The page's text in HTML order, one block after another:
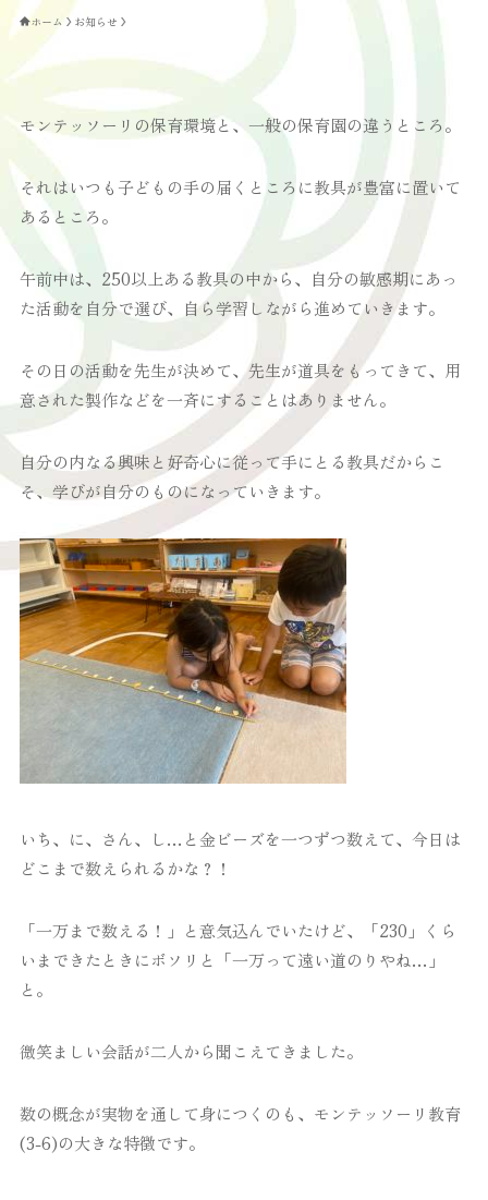
ホーム お知らせ
モンテッソーリの保育環境と、一般の保育園の違うところ。
それはいつも子どもの手の届くところに教具が豊富に置いて
あるところ。
午前中は、250以上ある教具の中から、自分の敏感期にあっ
た活動を自分で選び、自ら学習しながら進めていきます。
その日の活動を先生が決めて、先生が道具をもってきて、用
意された製作などを一斉にすることはありません。
自分の内なる興味と好奇心に従って手にとる教具だからこ
そ、学びが自分のものになっていきます。
いち、に、さん、し…と金ビーズを一つずつ数えて、今日は
どこまで数えられるかな？！
「一万まで数える！」と意気込んでいたけど、「230」くら
いまできたときにボソリと「一万って遠い道のりやね…」
と。
微笑ましい会話が二人から聞こえてきました。
数の概念が実物を通して身につくのも、モンテッソーリ教育
(3-6)の大きな特徴です。